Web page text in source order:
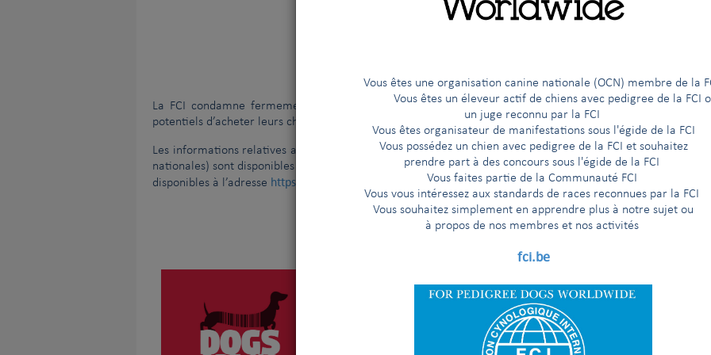
Vous êtes une organisation canine nationale (OCN) membre de
Vous êtes un éleveur actif de chiens avec pedigree de la FCI
un juge reconnu par la FCI
Vous êtes organisateur de manifestations sous l'égide de la FCI
Vous possédez un chien avec pedigree de la FCI et souhaitez
prendre part à des concours sous l'égide de la FCI
Vous faites partie de la Communauté FCI
Vous vous intéressez aux standards de races reconnues par la FCI
Vous souhaitez simplement en apprendre plus à notre sujet ou
à propos de nos membres et nos activités
fci.be
Le Comité Exécutif de la FCI et l’AKC se sont réunis à New York le 3 janvier 2014 | Réunion de la FCI et
La FCI condamne fermement l’achat en ligne d’animaux de compagnie et recommande aux
potentiels d’acheter leurs chiens directement chez les éleveurs.
Les informations relatives aux éleveurs enregistrés auprès des pays membres de la FCI (organisations
nationales) sont disponibles sur leurs sites web respectifs. Les coordonnées de tous les membres de la FCI
disponibles à l’adresse https://www.fci.be/fr/members/